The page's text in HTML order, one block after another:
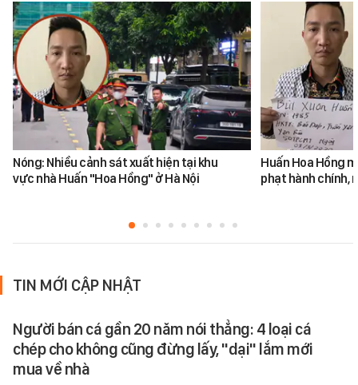
Nóng: Nhiều cảnh sát xuất hiện tại khu
vực nhà Huấn "Hoa Hồng" ở Hà Nội
Huấn Hoa Hồng
phạt hành chính,
TIN MỚI CẬP NHẬT
Người bán cá gần 20 năm nói thẳng: 4 loại cá
chép cho không cũng đừng lấy, "dại" lắm mới
mua về nhà